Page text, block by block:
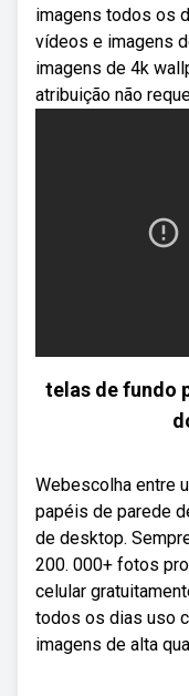
imagens todos os
vídeos e imagens
imagens de 4k
atribuição não
telas de fundo
Webescolha entre
papéis de parede
de desktop.
200. 000+ fotos
celular
todos os dias uso
imagens de alta